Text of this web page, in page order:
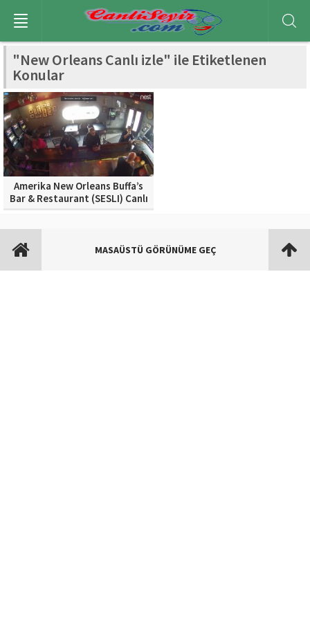
"New Orleans Canlı izle" ile Etiketlenen
Konular
Amerika New Orleans Buffa’s
Bar & Restaurant (SESLI) Canlı
MASAÜSTÜ GÖRÜNÜME GEÇ